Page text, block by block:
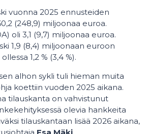
vuonna 2025 ennusteiden
(248,9) miljoonaa euroa.
oli 3,1 (9,7) miljoonaa euroa.
1,9 (8,4) miljoonaan euroon
1,2 % (3,4 %).
alhon sykli tuli hieman muita
koettiin vuoden 2025 aikana.
tilauskanta on vahvistunut
olevia hankkeita
tilauskantaan lisää 2026 aikana,